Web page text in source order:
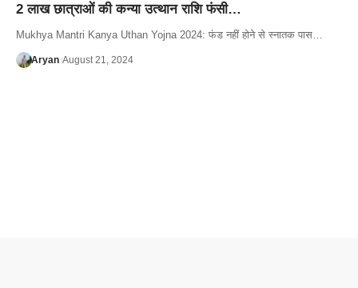
2 लाख छात्राओं की कन्या उत्थान राशि फंसी…
Mukhya Mantri Kanya Uthan Yojna 2024: फंड नहीं होने से स्नातक पास…
Aryan August 21, 2024